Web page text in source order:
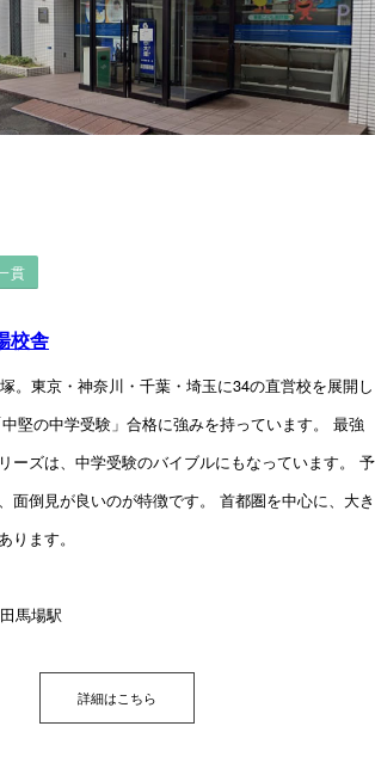
校舎
。東京・神奈川・千葉・埼玉に34の直営校を展開し
堅の中学受験」合格に強みを持っています。 最強
ーズは、中学受験のバイブルにもなっています。 予
面倒見が良いのが特徴です。 首都圏を中心に、大き
ります。
馬場駅
貫
詳細はこちら